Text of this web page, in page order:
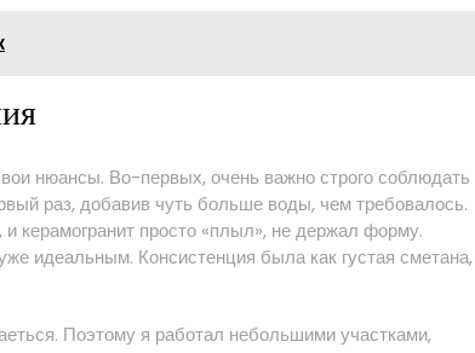
нюансы. Во-первых, очень важно строго соблюдать
раз, добавив чуть больше воды, чем требовалось.
керамогранит просто «плыл», не держал форму.
идеальным. Консистенция была как густая сметана,
Поэтому я работал небольшими участками,